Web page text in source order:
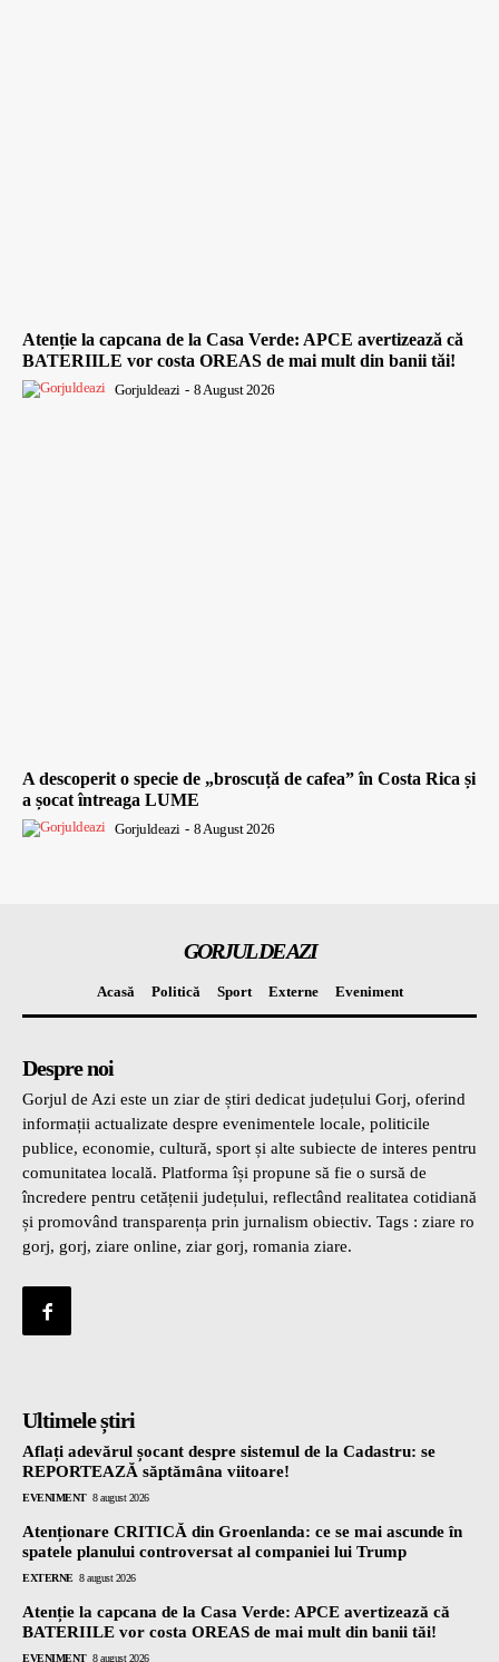
Atenție la capcana de la Casa Verde: APCE avertizează că
BATERIILE vor costa OREAS de mai mult din banii tăi!
Gorjuldeazi - 8 August 2026
A descoperit o specie de „broscuță de cafea” în Costa Rica și
a șocat întreaga LUME
Gorjuldeazi - 8 August 2026
GORJUL DE AZI
Acasă Politică Sport Externe Eveniment
Despre noi
Gorjul de Azi este un ziar de știri dedicat județului Gorj, oferind
informații actualizate despre evenimentele locale, politicile
publice, economie, cultură, sport și alte subiecte de interes pentru
comunitatea locală. Platforma își propune să fie o sursă de
încredere pentru cetățenii județului, reflectând realitatea cotidiană
și promovând transparența prin jurnalism obiectiv. Tags : ziare ro
gorj, gorj, ziare online, ziar gorj, romania ziare.
Ultimele știri
Aflați adevărul șocant despre sistemul de la Cadastru: se
REPORTEAZĂ săptămâna viitoare!
EVENIMENT 8 august 2026
Atenționare CRITICĂ din Groenlanda: ce se mai ascunde în
spatele planului controversat al companiei lui Trump
EXTERNE 8 august 2026
Atenție la capcana de la Casa Verde: APCE avertizează că
BATERIILE vor costa OREAS de mai mult din banii tăi!
EVENIMENT 8 august 2026